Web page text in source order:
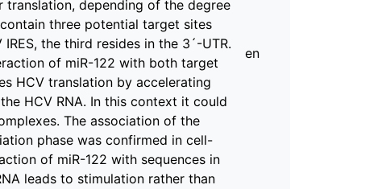
depending of the degree
three potential target sites
the third resides in the 3´-UTR.
of miR-122 with both target
HCV translation by accelerating
HCV RNA. In this context it could
The association of the
phase was confirmed in cell-
of miR-122 with sequences in
leads to stimulation rather than
en